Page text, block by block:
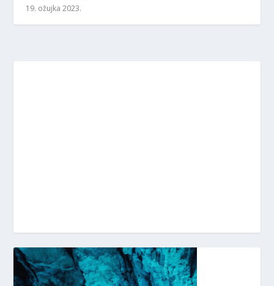
19. ožujka 2023.